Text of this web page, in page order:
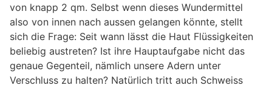
von knapp 2 qm. Selbst wenn dieses Wundermittel
also von innen nach aussen gelangen könnte, stellt
sich die Frage: Seit wann lässt die Haut Flüssigkeiten
beliebig austreten? Ist ihre Hauptaufgabe nicht das
genaue Gegenteil, nämlich unsere Adern unter
Verschluss zu halten? Natürlich tritt auch Schweiss